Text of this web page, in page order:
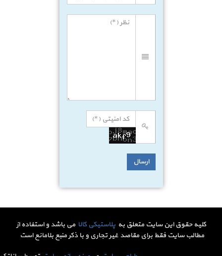
کلیه حقوق این سایت متعلق به پلاستیکی کالا می باشد و استفاده از
مطالب سایت فقط برای مقاصد غیر تجاری و با ذکر منبع بلامانع است